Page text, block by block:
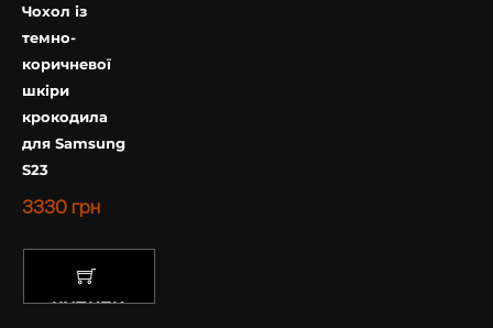
Чохол із
темно-
коричневої
шкіри
крокодила
для Samsung
S23
3330 грн
КУПИТИ